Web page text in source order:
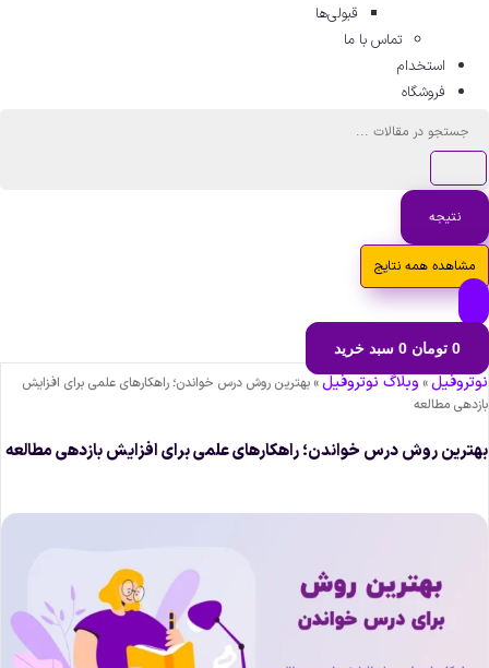
قبولی‌ها
تماس با ما
استخدام
فروشگاه
نتیجه
مشاهده همه نتایج
0 تومان 0 سبد خرید
»وبلاگ نوتروفیل»بهترین روش درس خواندن؛ راهکارهای علمی برای افزایش
مطالعه
روش درس خواندن؛ راهکارهای علمی برای افزایش بازدهی مطالعه